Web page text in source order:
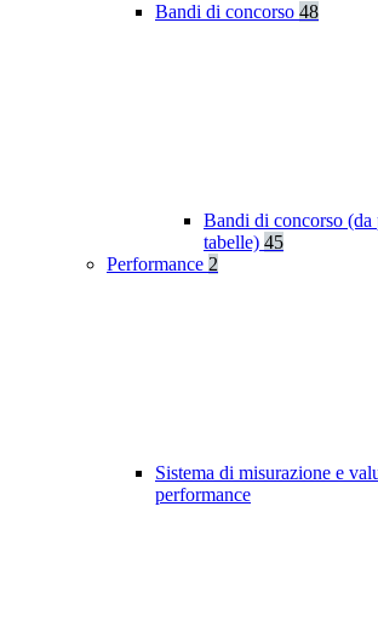
Bandi di concorso 48
Bandi di concorso (da
tabelle) 45
Performance 2
Sistema di misurazione e
performance